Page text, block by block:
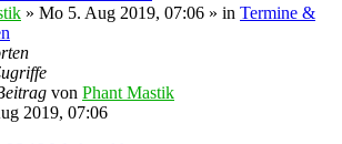
» Mo 5. Aug 2019, 07:06 » in Termine &
von Phant Mastik
2019, 07:06